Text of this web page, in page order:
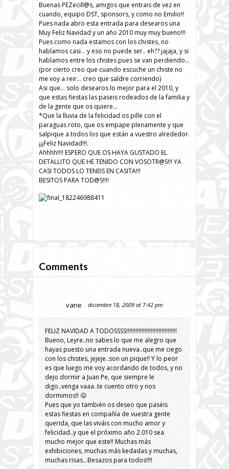
Buenas PEZecill@s, amigos que entrais de vez en
cuando, equipo DST, sponsors, y como no Emilio!!
Pues nada abro esta entrada para desearos una
Muy Feliz Navidad y un año 2010 muy muy bueno!!!
Pues como nada estamos con los chistes, no
hablamos casi… y eso no puede ser.. eh?? jajaja, y si
hablamos entre los chistes pues se van perdiendo…
(por cierto creo que cuando escuche un chiste no
me voy a reir… creo que saldre corriendo)
Asi que… solo desearos lo mejor para el 2010, y
que estas fiestas las paseis rodeados de la familia y
de la gente que os quiere…
*Que la lluvia de la felicidad os pille con el
paraguas roto, que os empape plenamente y que
salpique a todos los que están a vuestro alrededor.
¡¡¡Feliz Navidad!!!.
Ahhhh!!!! ESPERO QUE OS HAYA GUSTADO EL
DETALLITO QUE HE TENIDO CON VOSOTR@S!!! YA
CASI TODOS LO TENEIS EN CASITA!!!
BESITOS PARA TOD@S!!!!
Comments
vane diciembre 18, 2009 at 7:42 pm
FELIZ NAVIDAD A TODOSSSS!!!!!!!!!!!!!!!!!!!!!!!!!!!!!!!!!
Bueno, Leyre..no sabes lo que me alegro que
hayas puesto una entrada nueva..que me ciego
con los chistes, jejeje..son un pique!! Y lo peor
es que luego me voy acordando de todos, y no
dejo dormir a Juan Pe, que siempre le
digo..venga vaaa..te cuento otro y nos
dormimos!! 😛
Pues que yo también os deseo que paséis
estas fiestas en compañía de vuestra gente
querida, que las viváis con mucho amor y
felicidad..y que el próximo año 2.010 sea
mucho mejor que este!! Muchas más
exhibiciones, muchas más kedadas y muchas,
muchas risas…Besazos para todos!!!!